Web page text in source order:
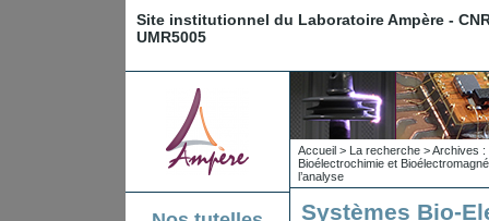
Site institutionnel du Laboratoire Ampère -
UMR5005
Accueil > La recherche >Archives :
Bioélectrochimie et
l’analyse
Systèmes Bio-